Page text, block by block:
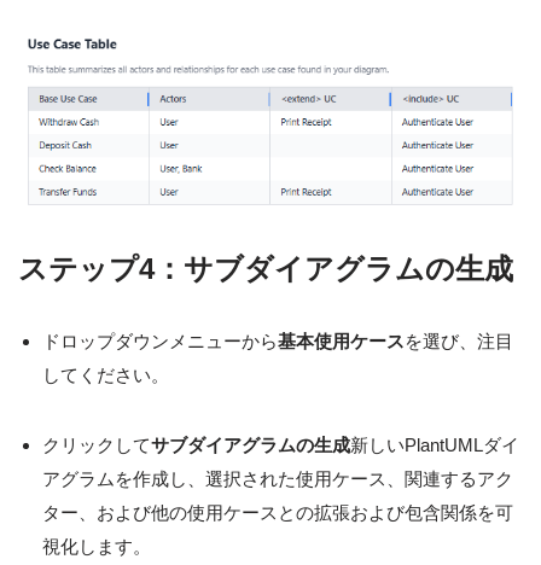
ステップ4：サブダイアグラムの生成
ドロップダウンメニューから基本使用ケースを選び、注目
してください。
クリックしてサブダイアグラムの生成新しいPlantUMLダイ
アグラムを作成し、選択された使用ケース、関連するアク
ター、および他の使用ケースとの拡張および包含関係を可
視化します。